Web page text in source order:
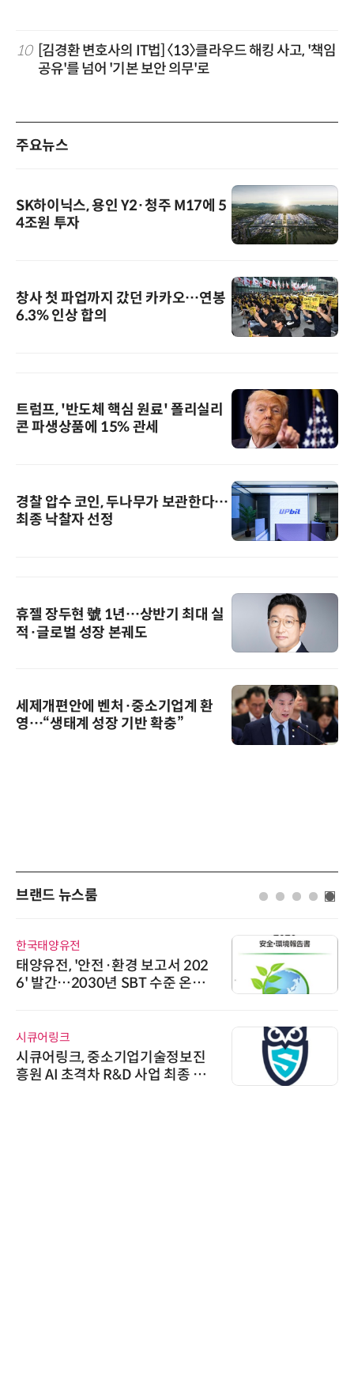
10 [김경환 변호사의 IT법] 〈13〉클라우드 해킹 사고, '책임
공유'를 넘어 '기본 보안 의무'로
주요뉴스
SK하이닉스, 용인 Y2·청주 M17에 5
4조원 투자
창사 첫 파업까지 갔던 카카오…연봉
6.3% 인상 합의
트럼프, '반도체 핵심 원료' 폴리실리
콘 파생상품에 15% 관세
경찰 압수 코인, 두나무가 보관한다…
최종 낙찰자 선정
휴젤 장두현 號 1년…상반기 최대 실
적·글로벌 성장 본궤도
세제개편안에 벤처·중소기업계 환
영…“생태계 성장 기반 확충”
브랜드 뉴스룸
한국태양유전
태양유전, '안전·환경 보고서 202
6' 발간…2030년 SBT 수준 온실
시큐어링크
시큐어링크, 중소기업기술정보진
흥원 AI 초격차 R&D 사업 최종 선